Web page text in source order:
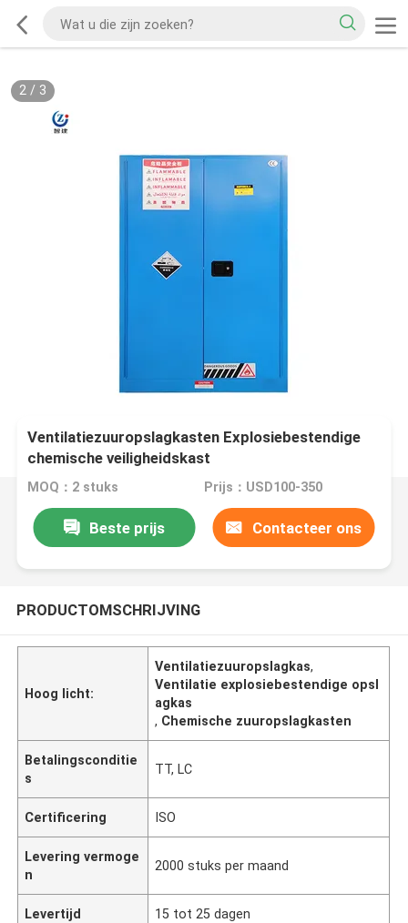
2/ 3
Ventilatiezuuropslagkasten Explosiebestendige
chemische veiligheidskast
MOQ：2 stuks Prijs：USD100-350
Beste prijs Contacteer ons
PRODUCTOMSCHRIJVING
Hoog licht:
Ventilatiezuuropslagkas,
Ventilatie explosiebestendige opsl
agkas
, Chemische zuuropslagkasten
Betalingsconditie
s
TT, LC
Certificering ISO
Levering vermoge
n
2000 stuks per maand
Levertijd 15 tot 25 dagen